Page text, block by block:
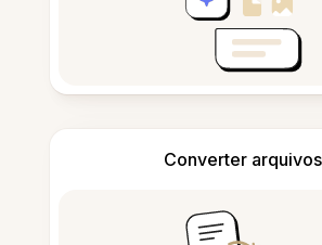
Converter arquivos